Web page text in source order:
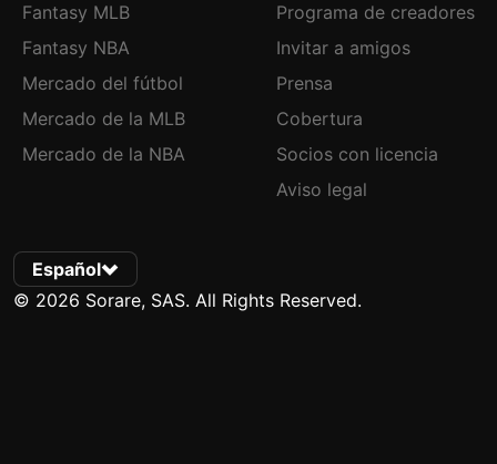
Fantasy MLB
Fantasy NBA
Mercado del fútbol
Mercado de la MLB
Mercado de la NBA
Programa de creadores
Invitar a amigos
Prensa
Cobertura
Socios con licencia
Aviso legal
Español
© 2026 Sorare, SAS. All Rights Reserved.